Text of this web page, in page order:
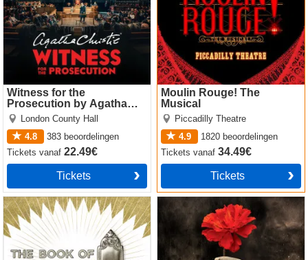
Witness for the
Prosecution by Agatha
Christie
London County Hall
4.8
383 beoordelingen
Ticketsvanaf22.49€
Tickets
Moulin Rouge! The
Musical
Piccadilly Theatre
4.9
1820 beoordelingen
Ticketsvanaf34.49€
Tickets
The Book of Mormon Hadestown